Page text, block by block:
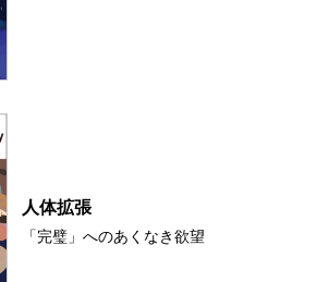
人体拡張
「完璧」へのあくなき欲望